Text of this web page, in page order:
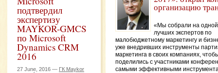
подтвердил
экспертизу
MAYKOR-GMCS
по Microsoft
Dynamics CRM
2016
27 June, 2016 — ГК Maykor
организацию
«Мы собрали на
лучших экспертов по
малобюджетному маркетингу и
уже внедривших инструменты
маркетинга в своих компаниях,
поделились с участниками
самыми эффективными